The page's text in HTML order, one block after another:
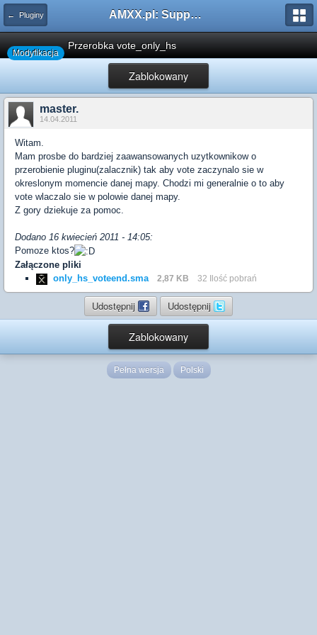
← Pluginy AMXX.pl: Support AMX Mod X i SourceMod
Modyfikacja
Przerobka vote_only_hs
Zablokowany
master.
14.04.2011
Witam.
Mam prosbe do bardziej zaawansowanych uzytkownikow o
przerobienie pluginu(zalacznik) tak aby vote zaczynalo sie w
okreslonym momencie danej mapy. Chodzi mi generalnie o to aby
vote wlaczalo sie w polowie danej mapy.
Z gory dziekuje za pomoc.
Dodano 16 kwiecień 2011 - 14:05:
Pomoze ktos?
Załączone pliki
only_hs_voteend.sma
2,87 KB 32 Ilość pobrań
Udostępnij Udostępnij
Zablokowany
Pełna wersja Polski